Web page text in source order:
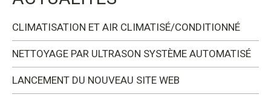
CLIMATISATION ET AIR CLIMATISÉ/CONDITIONNÉ
NETTOYAGE PAR ULTRASON SYSTÈME AUTOMATISÉ
LANCEMENT DU NOUVEAU SITE WEB